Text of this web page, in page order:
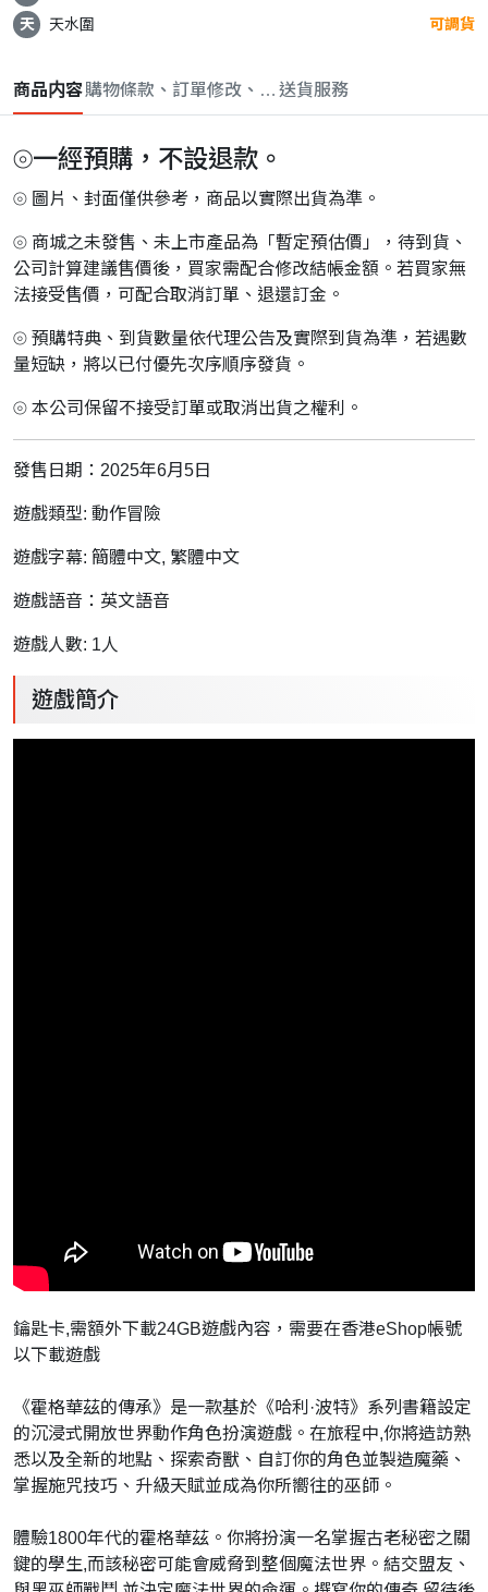
天
天水圍 可調貨
商品内容購物條款、訂單修改、取消與退款政策
送貨服務
⦾一經預購，不設退款。
⦾ 圖片、封面僅供參考，商品以實際出貨為準。
⦾ 商城之未發售、未上市產品為「暫定預估價」，待到貨、
公司計算建議售價後，買家需配合修改結帳金額。若買家無
法接受售價，可配合取消訂單、退還訂金。
⦾ 預購特典、到貨數量依代理公告及實際到貨為準，若遇數
量短缺，將以已付優先次序順序發貨。
⦾ 本公司保留不接受訂單或取消出貨之權利。
發售日期：2025年6月5日
遊戲類型: 動作冒險
遊戲字幕: 簡體中文, 繁體中文
遊戲語音：英文語音
遊戲人數: 1人
遊戲簡介
鑰匙卡,需額外下載24GB遊戲內容，需要在香港eShop帳號
以下載遊戲
《霍格華茲的傳承》是一款基於《哈利 ·波特》 系列書籍設定
的沉浸式開放世界動作角色扮演遊戲。在旅程中,你將造訪熟
悉以及全新的地點、探索奇獸、自訂你的角色並製造魔藥、
掌握施咒技巧、升級天賦並成為你所嚮往的巫師。
體驗1800年代的霍格華茲。 你將扮演一名掌握古老秘密之關
鍵的學生,而該秘密可能會威脅到整個魔法世界。結交盟友、